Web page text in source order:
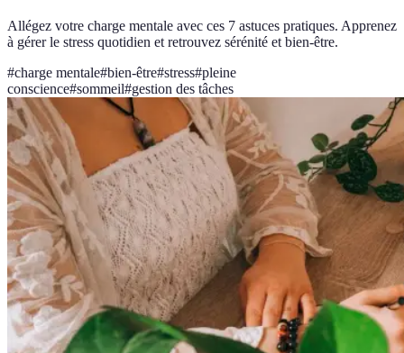
Allégez votre charge mentale avec ces 7 astuces pratiques. Apprenez
à gérer le stress quotidien et retrouvez sérénité et bien-être.
#charge mentale#bien-être#stress#pleine
conscience#sommeil#gestion des tâches